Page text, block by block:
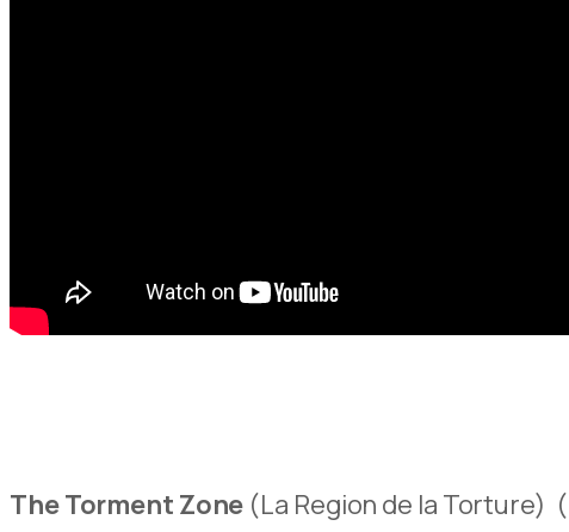
The Torment Zone (La Region de la Torture) (